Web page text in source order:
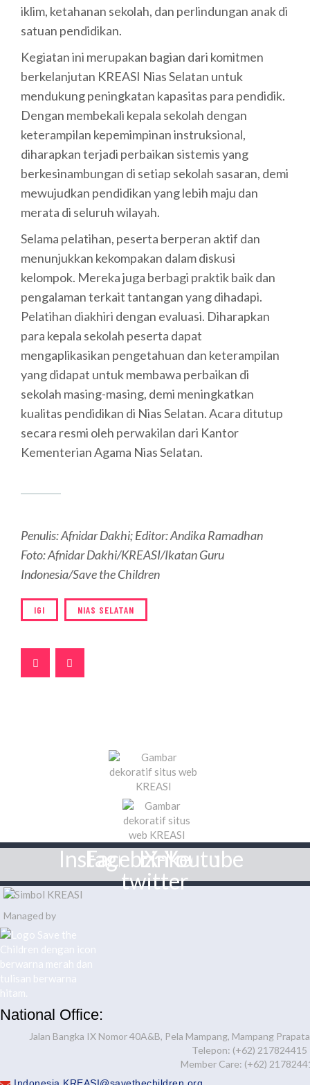
iklim, ketahanan sekolah, dan perlindungan anak di
satuan pendidikan.
Kegiatan ini merupakan bagian dari komitmen
berkelanjutan KREASI Nias Selatan untuk
mendukung peningkatan kapasitas para pendidik.
Dengan membekali kepala sekolah dengan
keterampilan kepemimpinan instruksional,
diharapkan terjadi perbaikan sistemis yang
berkesinambungan di setiap sekolah sasaran, demi
mewujudkan pendidikan yang lebih maju dan
merata di seluruh wilayah.
Selama pelatihan, peserta berperan aktif dan
menunjukkan kekompakan dalam diskusi
kelompok. Mereka juga berbagi praktik baik dan
pengalaman terkait tantangan yang dihadapi.
Pelatihan diakhiri dengan evaluasi. Diharapkan
para kepala sekolah peserta dapat
mengaplikasikan pengetahuan dan keterampilan
yang didapat untuk membawa perbaikan di
sekolah masing-masing, demi meningkatkan
kualitas pendidikan di Nias Selatan. Acara ditutup
secara resmi oleh perwakilan dari Kantor
Kementerian Agama Nias Selatan.
Penulis: Afnidar Dakhi; Editor: Andika Ramadhan
Foto: Afnidar Dakhi/KREASI/Ikatan Guru
Indonesia/Save the Children
IGI NIAS SELATAN
Instagram
Facebook
X-
twitter
Linkedin
Youtube
Managed by
National Office:
Jalan Bangka IX Nomor 40A&B, Pela Mampang, Mampang
Telepon: (+62) 217824415
Member Care: (+62)